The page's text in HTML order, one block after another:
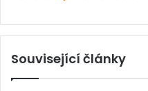
Související články